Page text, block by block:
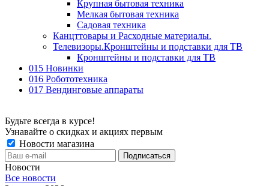
Крупная бытовая техника
Мелкая бытовая техника
Садовая техника
Канцттовары и Расходные материалы.
Телевизоры.Кронштейны и подставки для ТВ
Кронштейны и подставки для ТВ
015 Новинки
016 Робототехника
017 Вендинговые аппараты
Будьте всегда в курсе!
Узнавайте о скидках и акциях первым
Новости магазина
Новости
Все новости